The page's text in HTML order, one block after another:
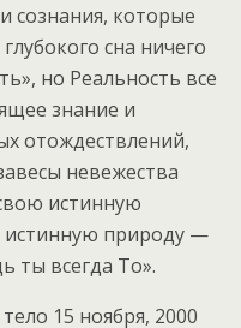
сознания, которые
сна ничего
но Реальность все
знание и
отождествлений,
невежества
истинную
истинную природу —
ты всегда То».
15 ноября, 2000